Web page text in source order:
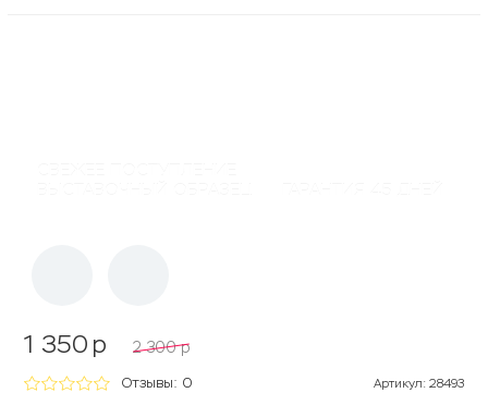
1 350 p 2 300 p
Отзывы: 0 Артикул: 28493